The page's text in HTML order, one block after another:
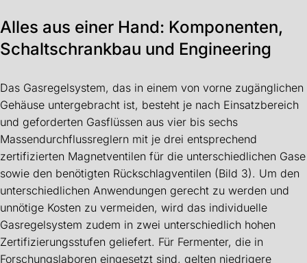
Alles aus einer Hand: Komponenten,
Schaltschrankbau und Engineering
Das Gasregelsystem, das in einem von vorne zugänglichen
Gehäuse untergebracht ist, besteht je nach Einsatzbereich
und geforderten Gasflüssen aus vier bis sechs
Massendurchflussreglern mit je drei entsprechend
zertifizierten Magnetventilen für die unterschiedlichen Gase
sowie den benötigten Rückschlagventilen (Bild 3). Um den
unterschiedlichen Anwendungen gerecht zu werden und
unnötige Kosten zu vermeiden, wird das individuelle
Gasregelsystem zudem in zwei unterschiedlich hohen
Zertifizierungsstufen geliefert. Für Fermenter, die in
Forschungslaboren eingesetzt sind, gelten niedrigere